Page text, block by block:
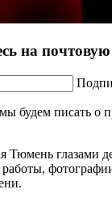
на
будем писать о
Тюмень глазами